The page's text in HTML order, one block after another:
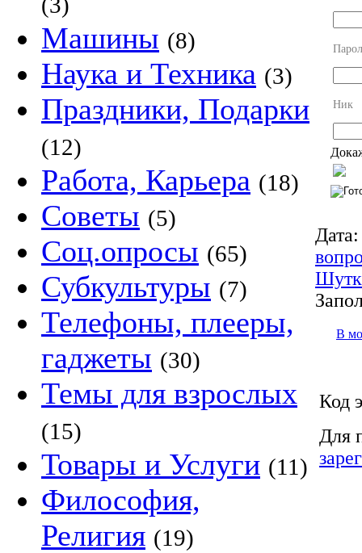
Машины (8)
Наука и Техника (3)
Праздники, Подарки
(12)
Работа, Карьера (18)
Советы (5)
Соц.опросы (65)
Субкультуры (7)
Телефоны, плееры,
гаджеты (30)
Темы для взрослых
(15)
Товары и Услуги (11)
Философия,
Религия (19)
Ник
Дата:
В
Код
Для